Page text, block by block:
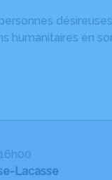
humanitaires en
Lacasse